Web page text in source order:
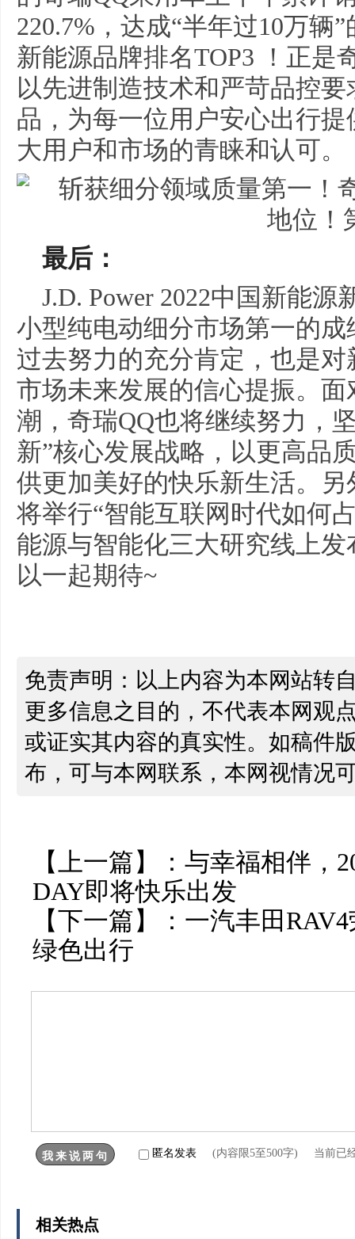
220.7%，达成“半年过10万辆
新能源品牌排名TOP3 ！正是
以先进制造技术和严苛品控
品，为每一位用户安心出行
大用户和市场的青睐和认可。
最后：
J.D. Power 2022中国新能
小型纯电动细分市场第一的
过去努力的充分肯定，也是
市场未来发展的信心提振。
潮，奇瑞QQ也将继续努力，
新”核心发展战略，以更高品
供更加美好的快乐新生活。另
将举行“智能互联网时代如何
能源与智能化三大研究线上
以一起期待~
免责声明：以上内容为本网站转
更多信息之目的，不代表本网观
或证实其内容的真实性。如稿件
布，可与本网联系，本网视情况
【上一篇】： 与幸福相伴，
DAY即将快乐出发
【下一篇】： 一汽丰田
绿色出行
匿名发表 (内容限5至500字) 当前已
相关热点